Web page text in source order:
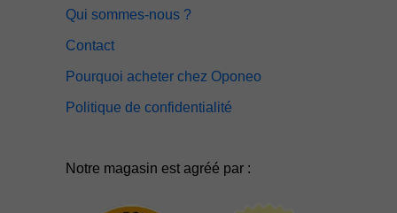
Qui sommes-nous ?
Contact
Pourquoi acheter chez Oponeo
Politique de confidentialité
Notre magasin est agréé par :